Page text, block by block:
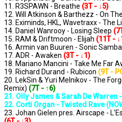
11. R3SPAWN - Breathe (3T - ↓5)
12. Will Atkinson & Barthezz - On
13. Eximinds, HKL, Wavetraxx - The
14. Daniel Wanrooy - Losing Sleep
15. RAM & Driftmoon - Elijah (11T -
16. Armin van Buuren - Sonic
17. ADR - Awaken (3T - ↓1)
18. Mariano Mancini - Take Me Far
19. Richard Durand - Rubicon (9T -
20. LekSin & Yuri Melnikov - The
Remix) (7T - ↑6)
21. Olly James & Sarah De Warren
22. Corti Organ - Twisted Rave
23. Johan Gielen pres. Airscape -